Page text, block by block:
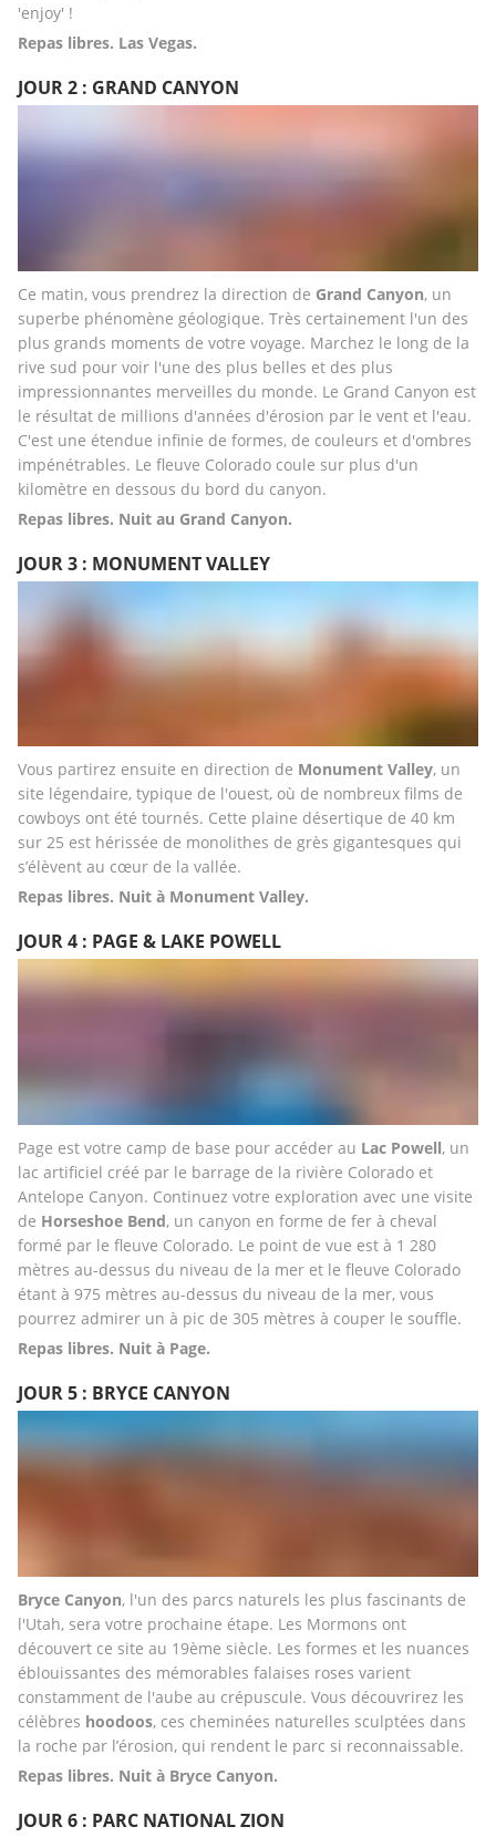
'enjoy' !
Repas libres. Las Vegas.
JOUR 2 : GRAND CANYON
Ce matin, vous prendrez la direction de Grand Canyon, un
superbe phénomène géologique. Très certainement l'un des
plus grands moments de votre voyage. Marchez le long de la
rive sud pour voir l'une des plus belles et des plus
impressionnantes merveilles du monde. Le Grand Canyon est
le résultat de millions d'années d'érosion par le vent et l'eau.
C'est une étendue infinie de formes, de couleurs et d'ombres
impénétrables. Le fleuve Colorado coule sur plus d'un
kilomètre en dessous du bord du canyon.
Repas libres. Nuit au Grand Canyon.
JOUR 3 : MONUMENT VALLEY
Vous partirez ensuite en direction de Monument Valley, un
site légendaire, typique de l'ouest, où de nombreux films de
cowboys ont été tournés. Cette plaine désertique de 40 km
sur 25 est hérissée de monolithes de grès gigantesques qui
s’élèvent au cœur de la vallée.
Repas libres. Nuit à Monument Valley.
JOUR 4 : PAGE & LAKE POWELL
Page est votre camp de base pour accéder au Lac Powell, un
lac artificiel créé par le barrage de la rivière Colorado et
Antelope Canyon. Continuez votre exploration avec une visite
de Horseshoe Bend, un canyon en forme de fer à cheval
formé par le fleuve Colorado. Le point de vue est à 1 280
mètres au-dessus du niveau de la mer et le fleuve Colorado
étant à 975 mètres au-dessus du niveau de la mer, vous
pourrez admirer un à pic de 305 mètres à couper le souffle.
Repas libres. Nuit à Page.
JOUR 5 : BRYCE CANYON
Bryce Canyon, l'un des parcs naturels les plus fascinants de
l'Utah, sera votre prochaine étape. Les Mormons ont
découvert ce site au 19ème siècle. Les formes et les nuances
éblouissantes des mémorables falaises roses varient
constamment de l'aube au crépuscule. Vous découvrirez les
célèbres hoodoos, ces cheminées naturelles sculptées dans
la roche par l’érosion, qui rendent le parc si reconnaissable.
Repas libres. Nuit à Bryce Canyon.
JOUR 6 : PARC NATIONAL ZION